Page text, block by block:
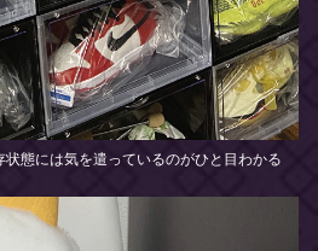
態には気を遣っているのがひと目わかる